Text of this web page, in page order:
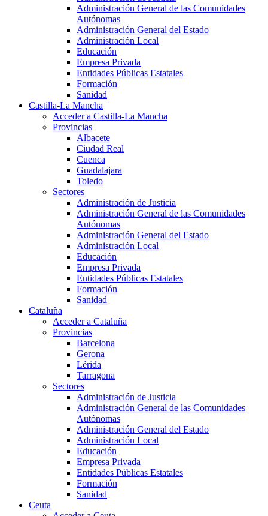
Administración General de las Comunidades
Autónomas
Administración General del Estado
Administración Local
Educación
Empresa Privada
Entidades Públicas Estatales
Formación
Sanidad
Castilla-La Mancha
Acceder a Castilla-La Mancha
Provincias
Albacete
Ciudad Real
Cuenca
Guadalajara
Toledo
Sectores
Administración de Justicia
Administración General de las Comunidades
Autónomas
Administración General del Estado
Administración Local
Educación
Empresa Privada
Entidades Públicas Estatales
Formación
Sanidad
Cataluña
Acceder a Cataluña
Provincias
Barcelona
Gerona
Lérida
Tarragona
Sectores
Administración de Justicia
Administración General de las Comunidades
Autónomas
Administración General del Estado
Administración Local
Educación
Empresa Privada
Entidades Públicas Estatales
Formación
Sanidad
Ceuta